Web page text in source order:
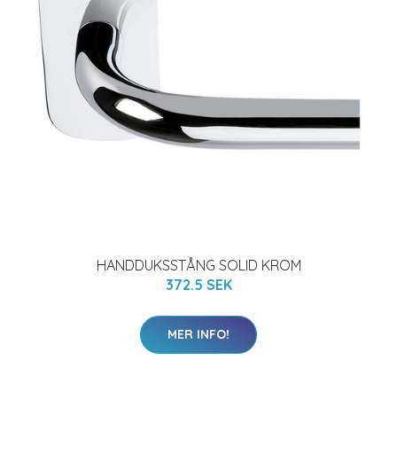
HANDDUKSSTÅNG SOLID KROM
372.5 SEK
MER INFO!